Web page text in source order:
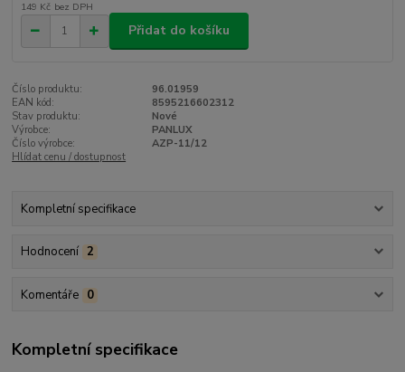
149 Kč bez DPH
Přidat do košíku
Číslo produktu:
96.01959
EAN kód:
8595216602312
Stav produktu:
Nové
Výrobce:
PANLUX
Číslo výrobce:
AZP-11/12
Hlídat cenu / dostupnost
Kompletní specifikace
Hodnocení 2
Komentáře 0
Kompletní specifikace